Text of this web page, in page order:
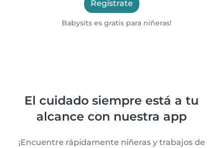
Regístrate
Babysits es gratis para niñeras!
El cuidado siempre está a tu
alcance con nuestra app
¡Encuentre rápidamente niñeras y trabajos de